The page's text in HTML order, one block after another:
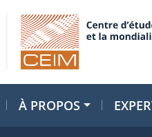
À PROPOS